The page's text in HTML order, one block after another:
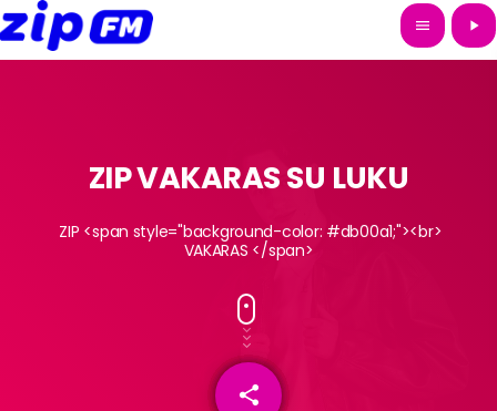
menu play_arrow
ZIP VAKARAS SU LUKU
ZIP <span style="background-color: #db00a1;"><br>
VAKARAS </span>
share
email